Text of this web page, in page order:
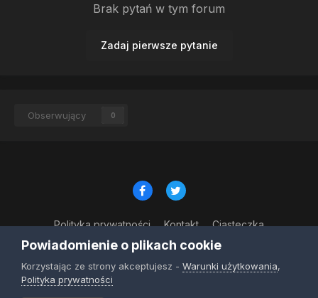
Brak pytań w tym forum
Zadaj pierwsze pytanie
Obserwujący 0
Polityka prywatności Kontakt Ciasteczka
© Copyright 2023
Powered by Invision Community
Powiadomienie o plikach cookie
Korzystając ze strony akceptujesz - Warunki użytkowania,
Polityka prywatności